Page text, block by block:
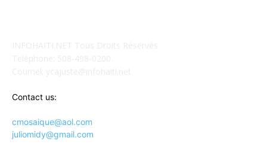
Contact us:
cmosaique@aol.com
juliomidy@gmail.com